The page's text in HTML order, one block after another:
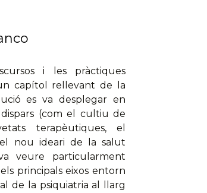
i les pràctiques
capítol rellevant de la
es va desplegar en
(com el cultiu de
terapèutiques, el
nou ideari de la salut
veure particularment
principals eixos entorn
de la psiquiatria al llarg